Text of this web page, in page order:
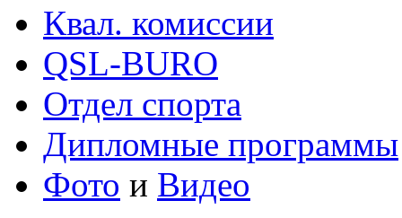
Квал. комиссии
QSL-BURO
Отдел спорта
Дипломные программы
Фото и Видео